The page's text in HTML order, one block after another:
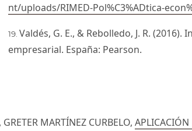
nt/uploads/RIMED-Pol%C3%ADtica-
Valdés, G. E., & Rebolledo, J. R.
empresarial. España: Pearson.
MARTÍNEZ CURBELO,APLICACIÓN